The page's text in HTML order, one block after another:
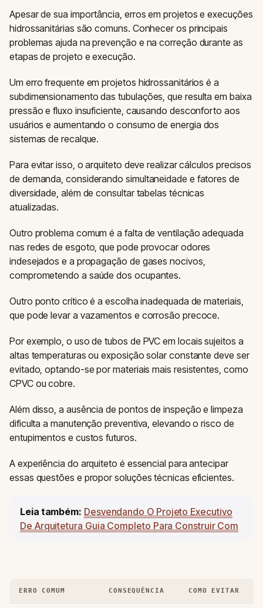
Apesar de sua importância, erros em projetos e execuções
hidrossanitárias são comuns. Conhecer os principais
problemas ajuda na prevenção e na correção durante as
etapas de projeto e execução.
Um erro frequente em projetos hidrossanitários é a
subdimensionamento das tubulações, que resulta em baixa
pressão e fluxo insuficiente, causando desconforto aos
usuários e aumentando o consumo de energia dos
sistemas de recalque.
Para evitar isso, o arquiteto deve realizar cálculos precisos
de demanda, considerando simultaneidade e fatores de
diversidade, além de consultar tabelas técnicas
atualizadas.
Outro problema comum é a falta de ventilação adequada
nas redes de esgoto, que pode provocar odores
indesejados e a propagação de gases nocivos,
comprometendo a saúde dos ocupantes.
Outro ponto crítico é a escolha inadequada de materiais,
que pode levar a vazamentos e corrosão precoce.
Por exemplo, o uso de tubos de PVC em locais sujeitos a
altas temperaturas ou exposição solar constante deve ser
evitado, optando-se por materiais mais resistentes, como
CPVC ou cobre.
Além disso, a ausência de pontos de inspeção e limpeza
dificulta a manutenção preventiva, elevando o risco de
entupimentos e custos futuros.
A experiência do arquiteto é essencial para antecipar
essas questões e propor soluções técnicas eficientes.
Leia também: Desvendando O Projeto Executivo
De Arquitetura Guia Completo Para Construir Com
ERRO COMUM CONSEQUÊNCIA COMO EVITAR